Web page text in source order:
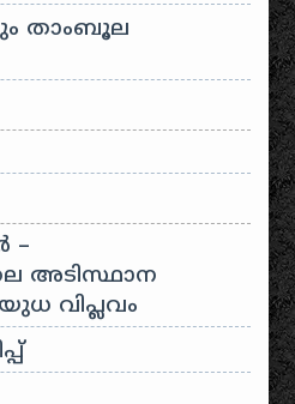
താംബൂല
–
അടിസ്ഥാന
വിപ്ലവം